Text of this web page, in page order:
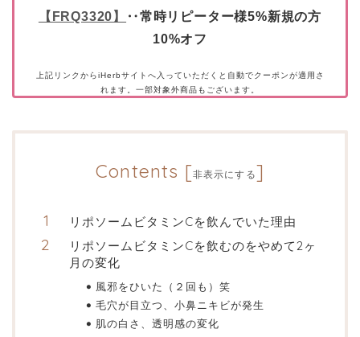
【FRQ3320】
‥常時リピーター様5%新規の方
10%オフ
上記リンクからiHerbサイトへ入っていただくと自動でクーポンが適用さ
れます。一部対象外商品もございます。
Contents [非表示にする]
リポソームビタミンCを飲んでいた理由
リポソームビタミンCを飲むのをやめて2ヶ
月の変化
風邪をひいた（２回も）笑
毛穴が目立つ、小鼻ニキビが発生
肌の白さ、透明感の変化